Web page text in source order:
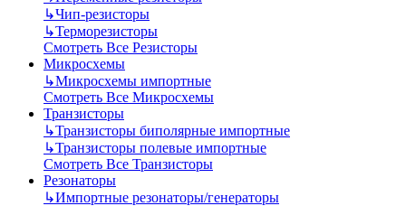
↳Чип-резисторы
↳Терморезисторы
Смотреть Все Резисторы
Микросхемы
↳Микросхемы импортные
Смотреть Все Микросхемы
Транзисторы
↳Транзисторы биполярные импортные
↳Транзисторы полевые импортные
Смотреть Все Транзисторы
Резонаторы
↳Импортные резонаторы/генераторы